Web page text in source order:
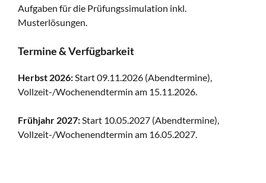
Aufgaben für die Prüfungssimulation inkl.
Musterlösungen.
Termine & Verfügbarkeit
Herbst 2026:Start 09.11.2026 (Abendtermine),
Vollzeit-/Wochenendtermin am 15.11.2026.
Frühjahr 2027:Start 10.05.2027 (Abendtermine),
Vollzeit-/Wochenendtermin am 16.05.2027.